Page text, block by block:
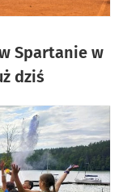
Spartanie w
dziś